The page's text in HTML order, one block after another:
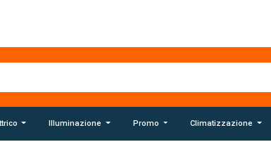
Illuminazione Promo Climatizzazione